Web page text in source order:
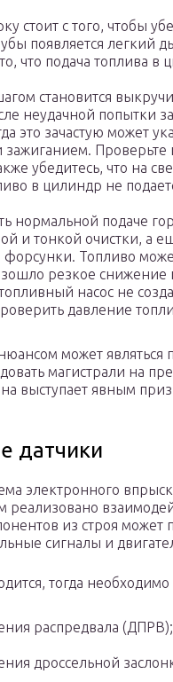
стоит с того, чтобы
появляется легкий
что подача топлива в
становится
неудачной попытки
это зачастую может
Проверьте
убедитесь, что на
в цилиндр не
нормальной подаче
и тонкой очистки, а
Топливо
резкое снижение
насос не
давление
может являться
магистрали на
выступает явным
датчики
электронного
реализовано
из строя может
сигналы и
тогда
распредвала (ДПРВ);
дроссельной